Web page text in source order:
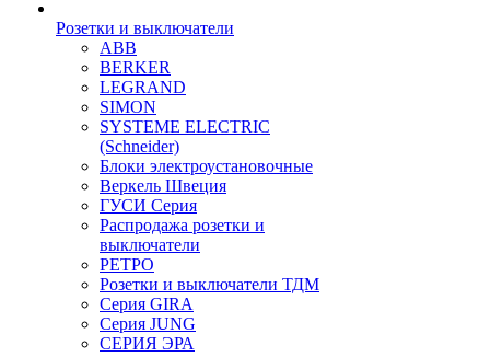
Розетки и выключатели
ABB
BERKER
LEGRAND
SIMON
SYSTEME ELECTRIC
(Schneider)
Блоки электроустановочные
Веркель Швеция
ГУСИ Серия
Распродажа розетки и
выключатели
РЕТРО
Розетки и выключатели ТДМ
Серия GIRA
Серия JUNG
СЕРИЯ ЭРА